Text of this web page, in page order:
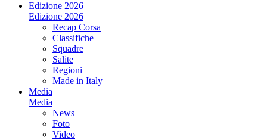
Edizione 2026
Edizione 2026
Recap Corsa
Classifiche
Squadre
Salite
Regioni
Made in Italy
Media
Media
News
Foto
Video